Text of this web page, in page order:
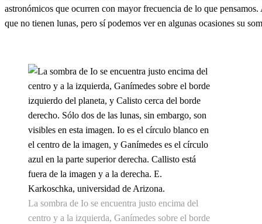
astronómicos que ocurren con mayor frecuencia de lo que
que no tienen lunas, pero sí podemos ver en algunas ocasiones su
La sombra de Io se encuentra justo encima del
centro y a la izquierda, Ganímedes sobre el borde